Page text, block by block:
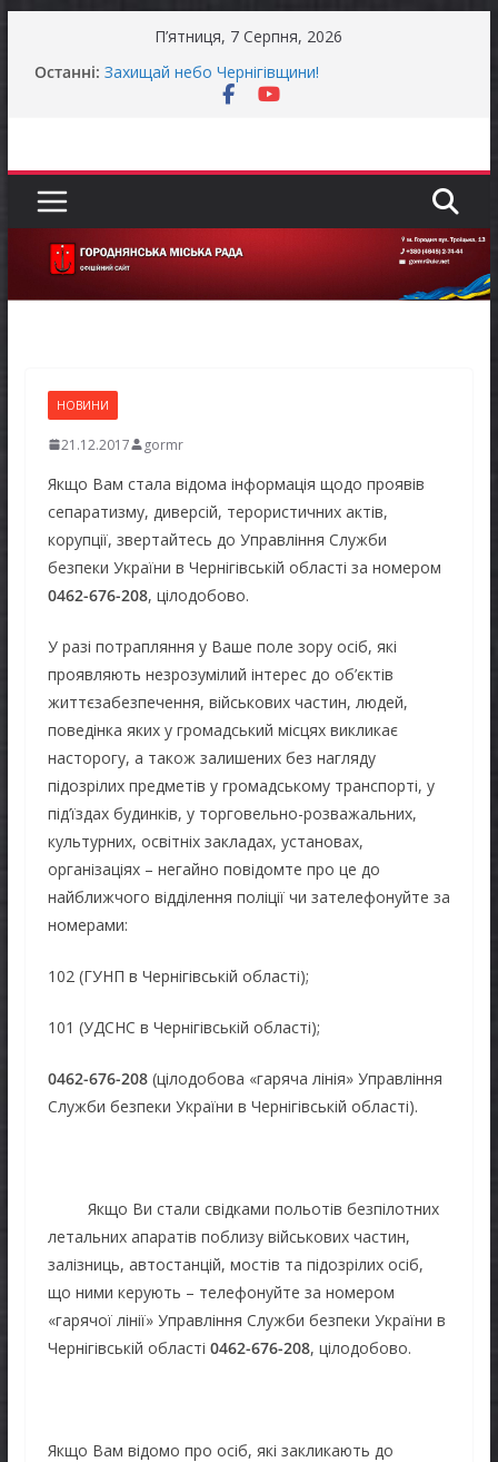
П’ятниця, 7 Серпня, 2026
Останні: Захищай небо Чернігівщини!
Батьки майбутніх першокласників уже можуть
громади справжньою літньою спекою
присудження Премії Кабінету Міністрів України
енергетичної стійкості України
НОВИНИ
21.12.2017 gormr
Якщо Вам стала відома інформація щодо проявів
сепаратизму, диверсій, терористичних актів,
корупції, звертайтесь до Управління Служби
безпеки України в Чернігівській області за номером
0462-676-208, цілодобово.
У разі потрапляння у Ваше поле зору осіб, які
проявляють незрозумілий інтерес до об’єктів
життєзабезпечення, військових частин, людей,
поведінка яких у громадський місцях викликає
насторогу, а також залишених без нагляду
підозрілих предметів у громадському транспорті, у
під’їздах будинків, у торговельно-розважальних,
культурних, освітніх закладах, установах,
організаціях – негайно повідомте про це до
найближчого відділення поліції чи зателефонуйте за
номерами:
102 (ГУНП в Чернігівській області);
101 (УДСНС в Чернігівській області);
0462-676-208(цілодобова «гаряча лінія» Управління
Служби безпеки України в Чернігівській області).
Якщо Ви стали свідками польотів безпілотних
летальних апаратів поблизу військових частин,
залізниць, автостанцій, мостів та підозрілих осіб,
що ними керують – телефонуйте за номером
«гарячої лінії» Управління Служби безпеки України в
Чернігівській області 0462-676-208, цілодобово.
Якщо Вам відомо про осіб, які закликають до